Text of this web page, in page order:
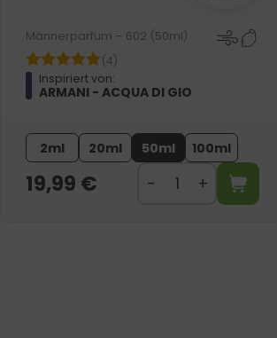
Männerparfum – 602 (50ml)
(4)
Inspiriert von:
ARMANI - ACQUA DI GIO
2ml 20ml 50ml 100ml
19,99 €